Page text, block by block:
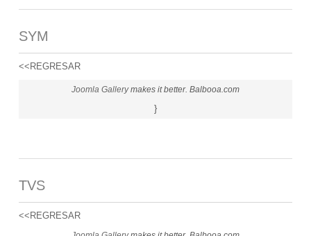
SYM
<<REGRESAR
Joomla Gallerymakes it better. Balbooa.com
}
TVS
<<REGRESAR